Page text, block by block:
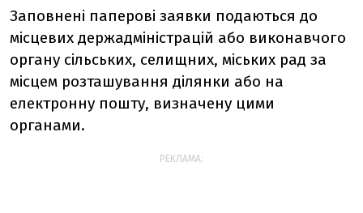
Заповнені паперові заявки подаються до
місцевих держадміністрацій або виконавчого
органу сільських, селищних, міських рад за
місцем розташування ділянки або на
електронну пошту, визначену цими
органами.
РЕКЛАМА: